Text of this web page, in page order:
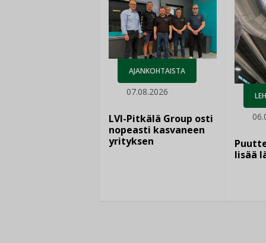
AJANKOHTAISTA
07.08.2026
LVI-Pitkälä Group osti
nopeasti kasvaneen
yrityksen
lisää